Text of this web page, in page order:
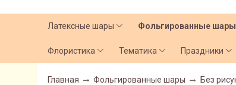
Латексные шары Фольгированные шары
Флористика Тематика Праздники
Главная Фольгированные шары Без